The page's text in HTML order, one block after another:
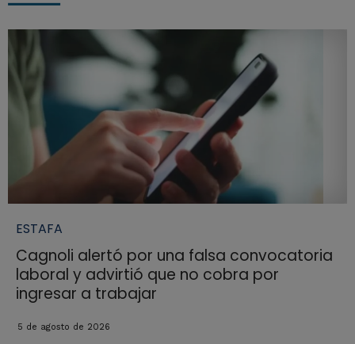
ESTAFA
Cagnoli alertó por una falsa convocatoria
laboral y advirtió que no cobra por
ingresar a trabajar
5 de agosto de 2026